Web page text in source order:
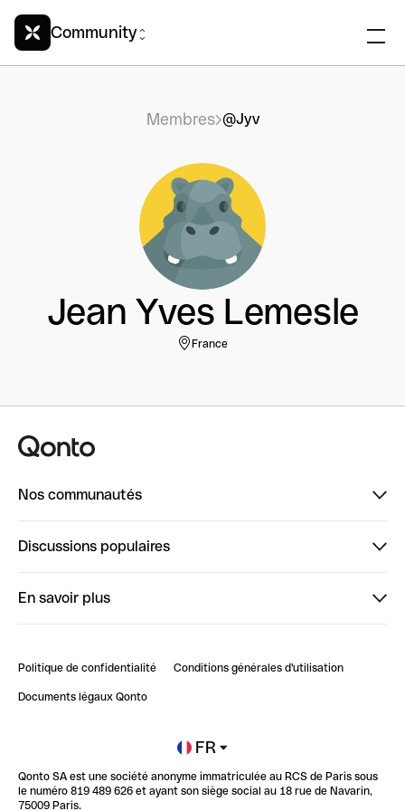
Community
Membres @Jyv
Jean Yves Lemesle
France
Nos communautés
ClubQonto
Discussions populaires
Impact de l'IA sur les carrières/productivité
En savoir plus
Blog
Newsroom
Glossaire finance
Politique de confidentialité Conditions générales d'utilisation
Documents légaux Qonto
FR
Qonto SA est une société anonyme immatriculée au RCS de Paris sous
le numéro 819 489 626 et ayant son siège social au 18 rue de Navarin,
75009 Paris.